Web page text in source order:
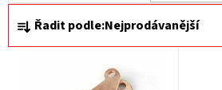
Ř
a
Řadit podle:Nejprodávanější